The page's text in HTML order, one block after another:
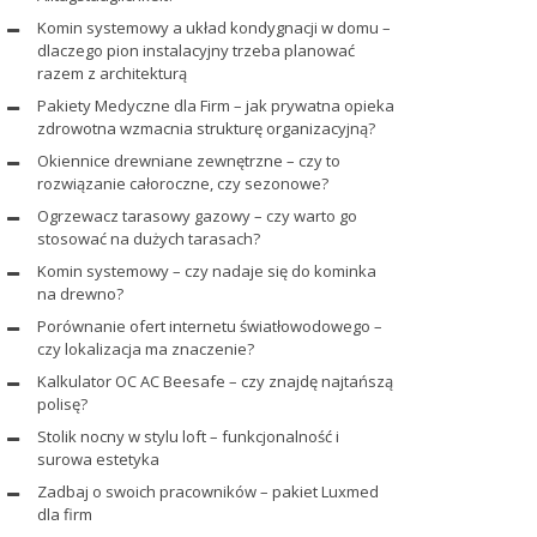
Komin systemowy a układ kondygnacji w domu –
dlaczego pion instalacyjny trzeba planować
razem z architekturą
Pakiety Medyczne dla Firm – jak prywatna opieka
zdrowotna wzmacnia strukturę organizacyjną?
Okiennice drewniane zewnętrzne – czy to
rozwiązanie całoroczne, czy sezonowe?
Ogrzewacz tarasowy gazowy – czy warto go
stosować na dużych tarasach?
Komin systemowy – czy nadaje się do kominka
na drewno?
Porównanie ofert internetu światłowodowego –
czy lokalizacja ma znaczenie?
Kalkulator OC AC Beesafe – czy znajdę najtańszą
polisę?
Stolik nocny w stylu loft – funkcjonalność i
surowa estetyka
Zadbaj o swoich pracowników – pakiet Luxmed
dla firm